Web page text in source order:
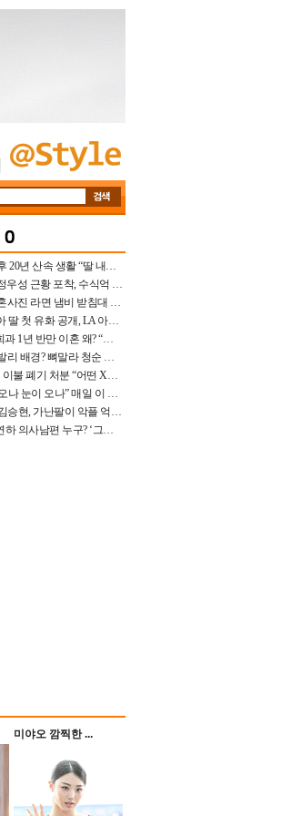
배우 최일순, 이혼 후 20년 산속 생활 “딸 내가 버렸다고 원망‥맘 아파”(특종)[어제TV]
‘혼외자→유부남’ 정우성 근황 포착, 수식억 해킹 피해 후배 만났다 “존경하는”
집 공개 유재석, 결혼사진 라면 냄비 받침대 되고 분노‥가족사진도 피해(놀뭐)[어제TV]
백윤식 손녀+정시아 딸 첫 유화 공개, LA 아트쇼→서울국제조각페스타 작가다운 수준급 실력
유혜리, 배우 이근희과 1년 반만 이혼 왜? “식칼 꽂고 의자 던져” 충격 폭로(특종)[어제TV]
임지연, 그림 같은 발리 배경? 뼈말라 청순 비키니 핏에 상대 안 되네
김성수, ♥박소윤 집 이불 폐기 처분 “어떤 X이랑 썼을지 몰라” 질투(신랑수업2)[어제TV]
44kg 송가인 “비가 오나 눈이 오나” 매일 이 운동, 허벅지 근육량 상승+체지방 감소
“연예인 걱정 NO” 김승현, 가난팔이 악플 억울할만‥아내+딸과 日 여행
재혼 강성연 ♥2살 연하 의사남편 누구? ‘그알’ 자문의에 훈남 비주얼 초엘리트 스펙 [종합]
미야오 깜찍한 ...